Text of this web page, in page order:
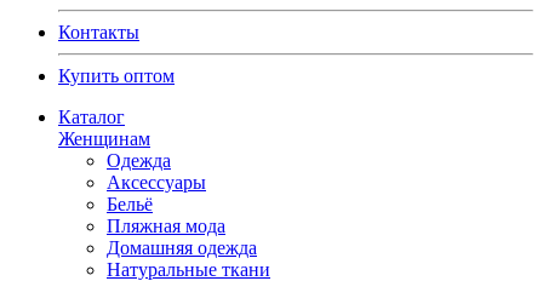
Контакты
Купить оптом
Каталог
Женщинам
Одежда
Аксессуары
Бельё
Пляжная мода
Домашняя одежда
Натуральные ткани